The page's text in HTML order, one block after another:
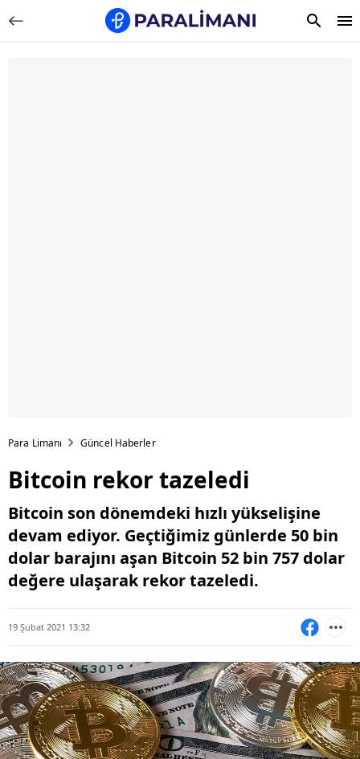
Para Limanı Güncel Haberler
Bitcoin rekor tazeledi
Bitcoin son dönemdeki hızlı yükselişine
devam ediyor. Geçtiğimiz günlerde 50 bin
dolar barajını aşan Bitcoin 52 bin 757 dolar
değere ulaşarak rekor tazeledi.
19 Şubat 2021 13:32